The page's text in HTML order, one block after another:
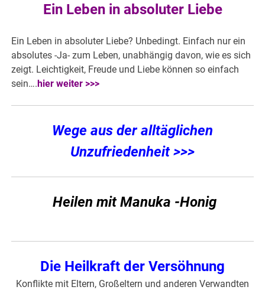
Ein Leben in absoluter Liebe
Ein Leben in absoluter Liebe? Unbedingt. Einfach nur ein
absolutes -Ja- zum Leben, unabhängig davon, wie es sich
zeigt. Leichtigkeit, Freude und Liebe können so einfach
sein….hier weiter >>>
Wege aus der alltäglichen
Unzufriedenheit >>>
Heilen mit Manuka -Honig
Die Heilkraft der Versöhnung
Konflikte mit Eltern, Großeltern und anderen Verwandten